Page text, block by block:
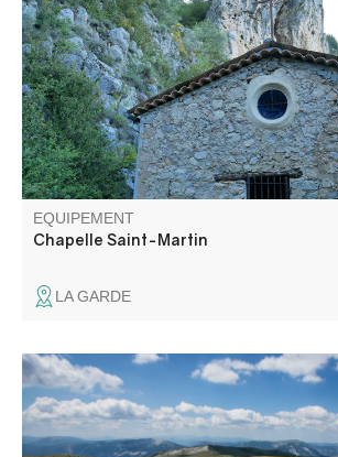
érigée au pied de l'imposant rocher du
première église paroissiale du village de
EQUIPEMENT
Chapelle Saint-Martin
LA GARDE
Du plateau, l'itinéraire s'élève jusqu'au
l'itinéraire : la Baisse de Détroit, à 2472
sont tout simplement somptueux,